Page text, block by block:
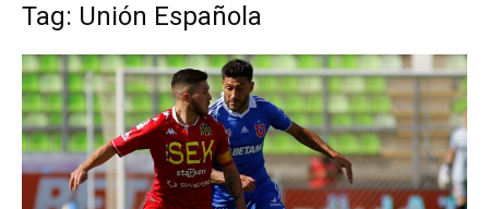
Tag: Unión Española